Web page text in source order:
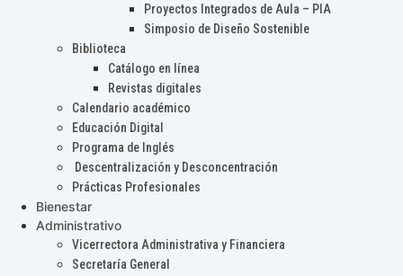
Proyectos Integrados de Aula – PIA
Simposio de Diseño Sostenible
Biblioteca
Catálogo en línea
Revistas digitales
Calendario académico
Educación Digital
Programa de Inglés
Descentralización y Desconcentración
Prácticas Profesionales
Bienestar
Administrativo
Vicerrectora Administrativa y Financiera
Secretaría General